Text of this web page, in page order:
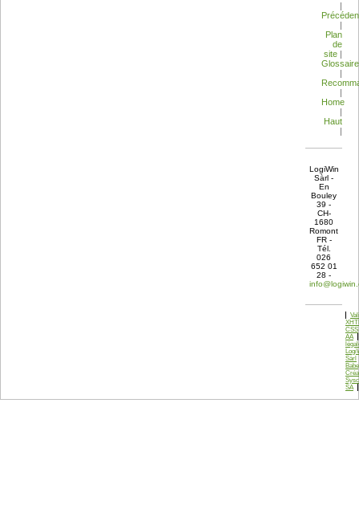
|
|
Plan
de
site |
Glossaire
|
|
Home
|
Haut
|
LogiWin
Sàrl -
En
Bouley
39 -
CH-
1680
Romont
FR -
Tél.
026
652 01
28 -
CSS
AA
Sàrl
SA